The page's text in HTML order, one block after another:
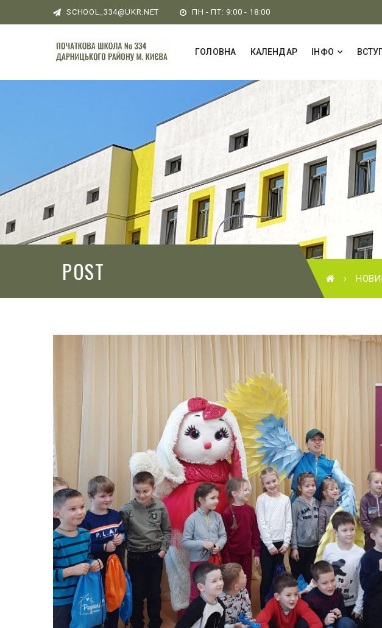
SCHOOL_334@UKR.NET ПН - ПТ: 9:00 - 18:00
ГОЛОВНА КАЛЕНДАР ІНФО
POST